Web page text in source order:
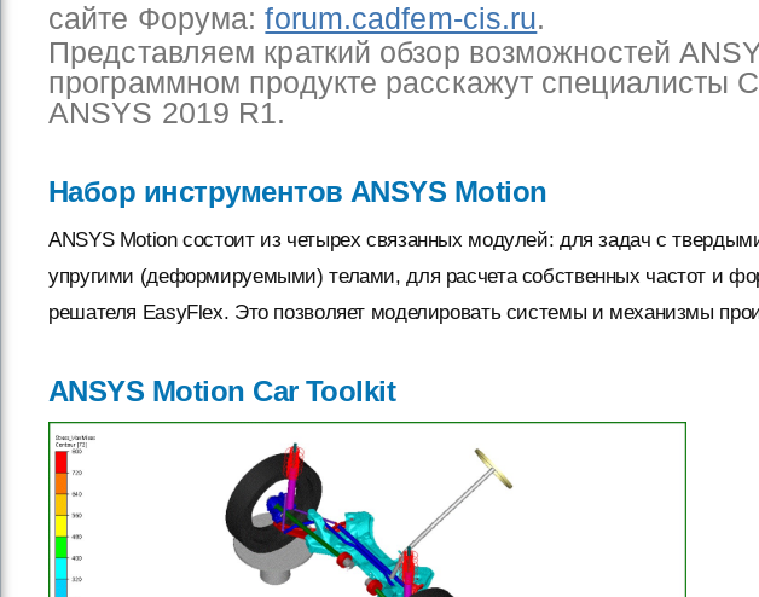
сайте Форума:forum.cadfem-cis.ru.
Представляем краткий обзор возможностей
программном продукте расскажут специалисты
ANSYS 2019 R1.
Набор инструментов ANSYS Motion
ANSYS Motion состоит из четырех связанных модулей: для задач с
упругими (деформируемыми) телами, для расчета собственных частот и
решателя EasyFlex. Это позволяет моделировать системы и механизмы
ANSYS Motion Car Toolkit